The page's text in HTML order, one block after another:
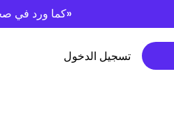
🗞️ كما ورد في صحيفة «وول ستريت جورنال» و«بي بي سي»
تسجيل الدخول ابدأ